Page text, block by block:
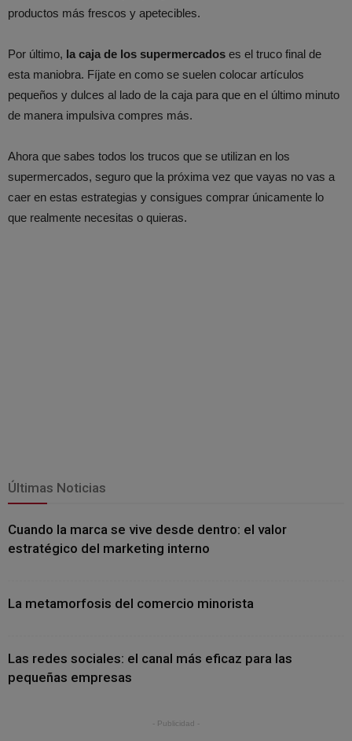
productos más frescos y apetecibles.
Por último, la caja de los supermercados es el truco final de
esta maniobra. Fíjate en como se suelen colocar artículos
pequeños y dulces al lado de la caja para que en el último minuto
de manera impulsiva compres más.
Ahora que sabes todos los trucos que se utilizan en los
supermercados, seguro que la próxima vez que vayas no vas a
caer en estas estrategias y consigues comprar únicamente lo
que realmente necesitas o quieras.
Últimas Noticias
Cuando la marca se vive desde dentro: el valor
estratégico del marketing interno
La metamorfosis del comercio minorista
Las redes sociales: el canal más eficaz para las
pequeñas empresas
- Publicidad -